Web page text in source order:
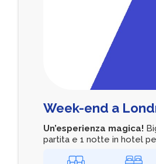
Week-end a
Un’esperienza magica!
partita e 1 notte in hotel